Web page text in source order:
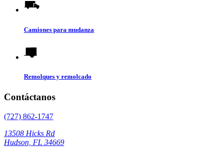
Camiones para mudanza
Remolques y remolcado
Contáctanos
(727) 862-1747
13508 Hicks Rd
Hudson, FL 34669